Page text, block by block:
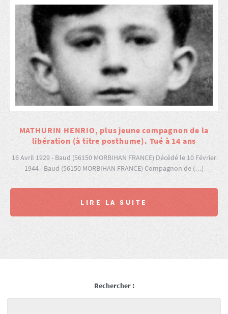
MATHURIN HENRIO, plus jeune compagnon de la
libération (à titre posthume). Tué à 14 ans
16 Avril 1929 - Baud (56150 MORBIHAN FRANCE) Décédé le 10 Février
1944 - Baud (56150 MORBIHAN FRANCE) Compagnon de (…)
LIRE LA SUITE
Rechercher :